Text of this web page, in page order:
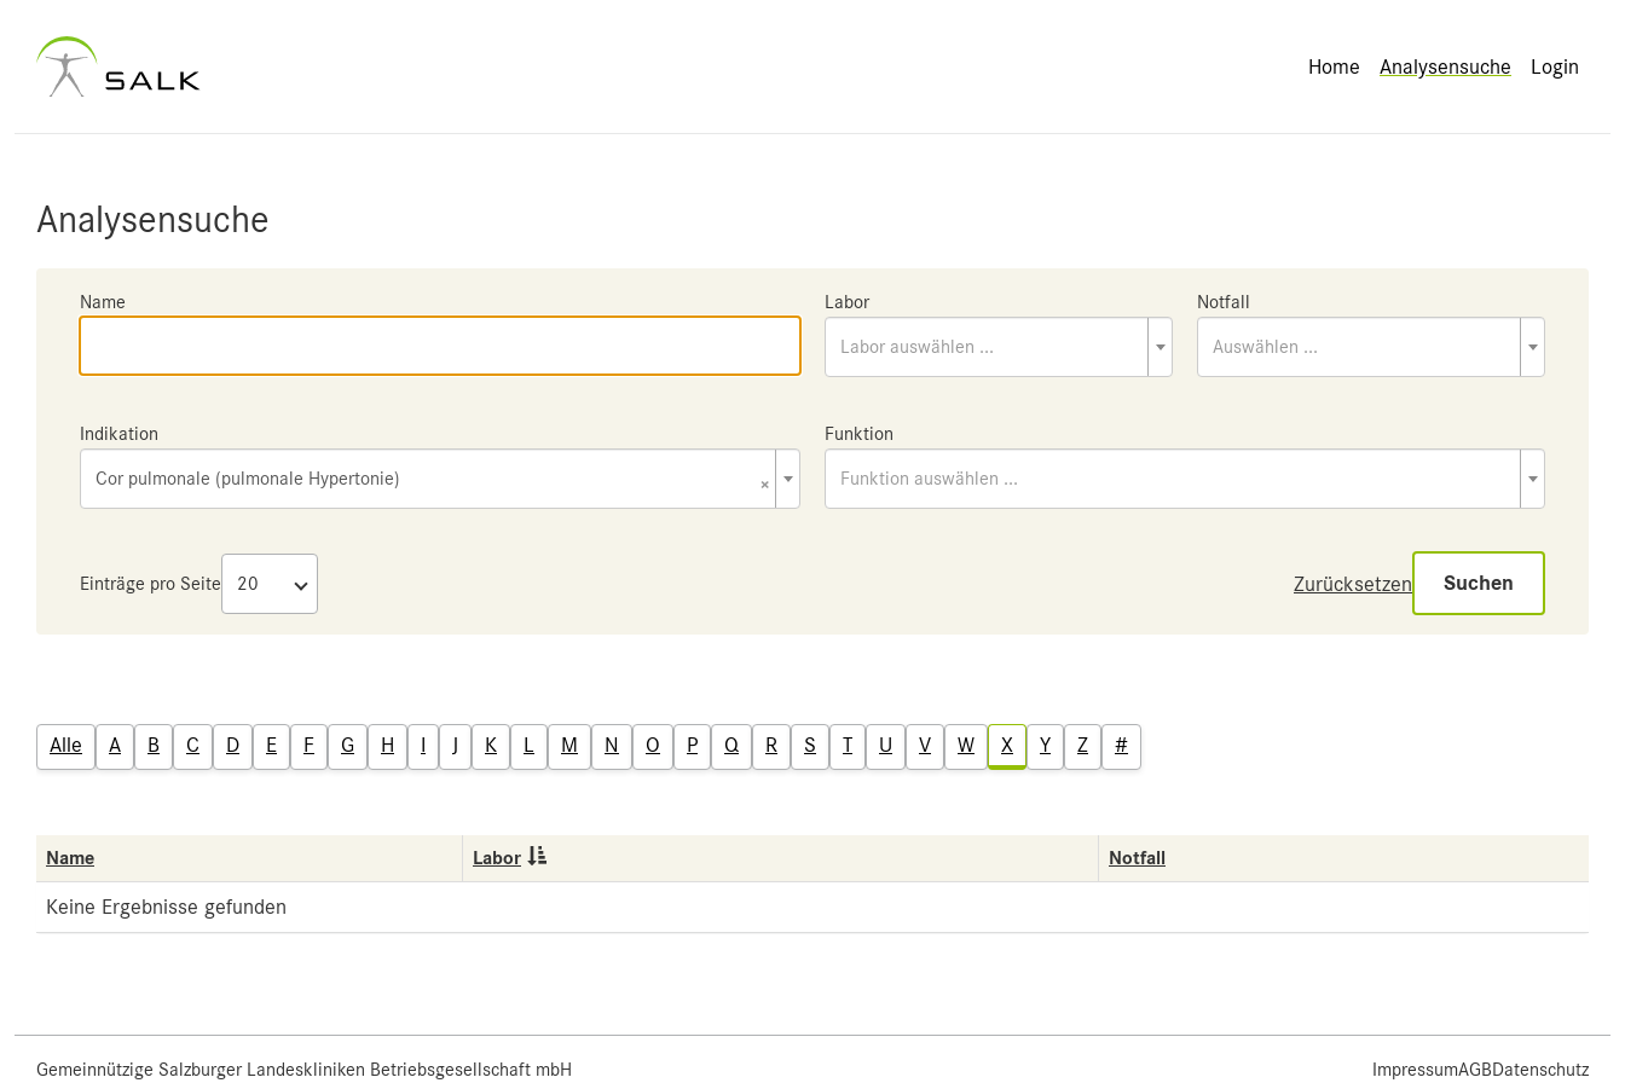
Home Analysensuche Login
Analysensuche
Name Labor
Labor auswählen ...
Notfall
Auswählen ...
Indikation
×
Cor pulmonale (pulmonale Hypertonie)
Funktion
Funktion auswählen ...
Einträge pro Seite Zurücksetzen Suchen
Alle A B C D E F G H I J K L M N O P Q R S T U V W X Y Z #
Name Labor Notfall
Keine Ergebnisse gefunden
Gemeinnützige Salzburger Landeskliniken Betriebsgesellschaft mbH ImpressumAGBDatenschutz